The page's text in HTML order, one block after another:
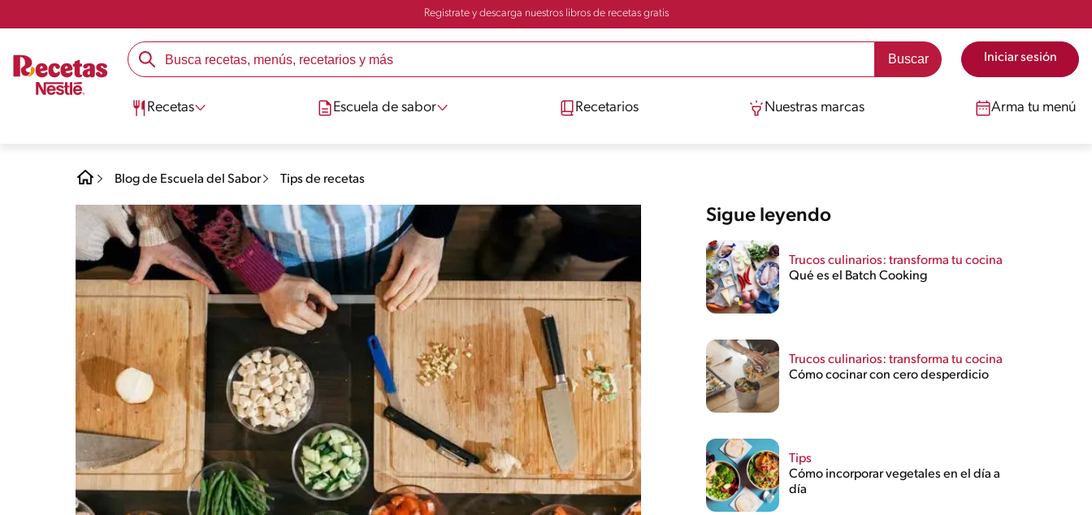
Registrate y descarga nuestros libros de recetas gratis
Iniciar sesión
Recetas Escuela de sabor Recetarios Nuestras marcas Arma tu menú
Blog de Escuela del Sabor Tips de recetas
Sigue leyendo
Trucos culinarios: transforma tu cocina
Qué es el Batch Cooking
Trucos culinarios: transforma tu cocina
Cómo cocinar con cero desperdicio
Tips
Cómo incorporar vegetales en el día a
día